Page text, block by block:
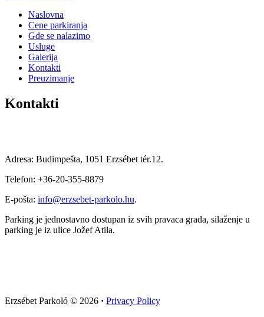
Naslovna
Cene parkiranja
Gde se nalazimo
Usluge
Galerija
Kontakti
Preuzimanje
Kontakti
Adresa: Budimpešta, 1051 Erzsébet tér.12.
Telefon: +36-20-355-8879
E-pošta: info@erzsebet-parkolo.hu.
Parking je jednostavno dostupan iz svih pravaca grada, silaženje u
parking je iz ulice Jožef Atila.
Erzsébet Parkoló © 2026 · Privacy Policy